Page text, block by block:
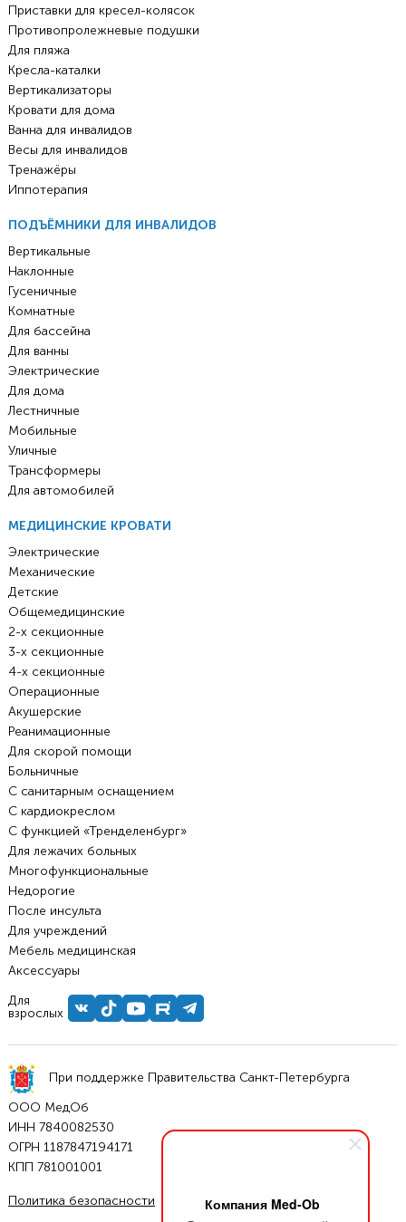
Компания Med-Ob
Приставки для кресел-колясок
Противопролежневые подушки
Для пляжа
Кресла-каталки
Вертикализаторы
Кровати для дома
Ванна для инвалидов
Весы для инвалидов
Тренажёры
Иппотерапия
ПОДЪЁМНИКИ ДЛЯ ИНВАЛИДОВ
Вертикальные
Наклонные
Гусеничные
Комнатные
Для бассейна
Для ванны
Электрические
Для дома
Лестничные
Мобильные
Уличные
Трансформеры
Для автомобилей
МЕДИЦИНСКИЕ КРОВАТИ
Электрические
Механические
Детские
Общемедицинские
2-х секционные
3-х секционные
4-х секционные
Операционные
Акушерские
Реанимационные
Для скорой помощи
Больничные
С санитарным оснащением
С кардиокреслом
С функцией «Тренделенбург»
Для лежачих больных
Многофункциональные
Недорогие
После инсульта
Для учреждений
Мебель медицинская
Аксессуары
Для
взрослых
При поддержке Правительства Санкт-Петербурга
ООО МедОб
ИНН 7840082530
ОГРН 1187847194171
КПП 781001001
Политика безопасности
Условия соглашения